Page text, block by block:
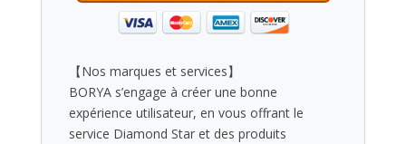
【Nos marques et services】
BORYA s’engage à créer une bonne
expérience utilisateur, en vous offrant le
service Diamond Star et des produits